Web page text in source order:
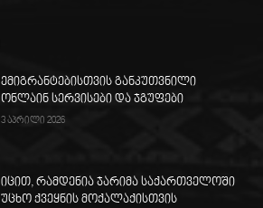
ემიგრანტებისთვის განკუთვნილი
ონლაინ სერვისები და ჯგუფები
3 აპრილი 2026
იცით, რამდენია ჯარიმა საქართველოში
უცხო ქვეყნის მოქალაქისთვის